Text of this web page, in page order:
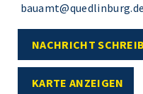
bauamt@quedlinburg.de
NACHRICHT
KARTE ANZEIGEN